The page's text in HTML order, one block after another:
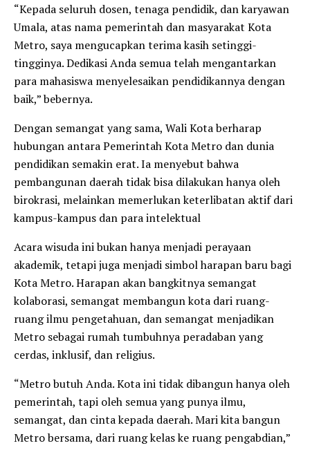
“Kepada seluruh dosen, tenaga pendidik, dan karyawan
Umala, atas nama pemerintah dan masyarakat Kota
Metro, saya mengucapkan terima kasih setinggi-
tingginya. Dedikasi Anda semua telah mengantarkan
para mahasiswa menyelesaikan pendidikannya dengan
baik,” bebernya.
Dengan semangat yang sama, Wali Kota berharap
hubungan antara Pemerintah Kota Metro dan dunia
pendidikan semakin erat. Ia menyebut bahwa
pembangunan daerah tidak bisa dilakukan hanya oleh
birokrasi, melainkan memerlukan keterlibatan aktif dari
kampus-kampus dan para intelektual
Acara wisuda ini bukan hanya menjadi perayaan
akademik, tetapi juga menjadi simbol harapan baru bagi
Kota Metro. Harapan akan bangkitnya semangat
kolaborasi, semangat membangun kota dari ruang-
ruang ilmu pengetahuan, dan semangat menjadikan
Metro sebagai rumah tumbuhnya peradaban yang
cerdas, inklusif, dan religius.
“Metro butuh Anda. Kota ini tidak dibangun hanya oleh
pemerintah, tapi oleh semua yang punya ilmu,
semangat, dan cinta kepada daerah. Mari kita bangun
Metro bersama, dari ruang kelas ke ruang pengabdian,”